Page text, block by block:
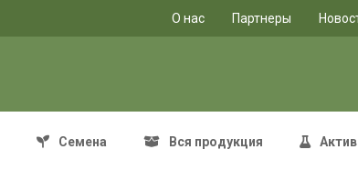
O нас Партнеры
Семена Вся продукция